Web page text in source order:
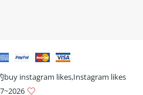
buy instagram likes,Instagram likes